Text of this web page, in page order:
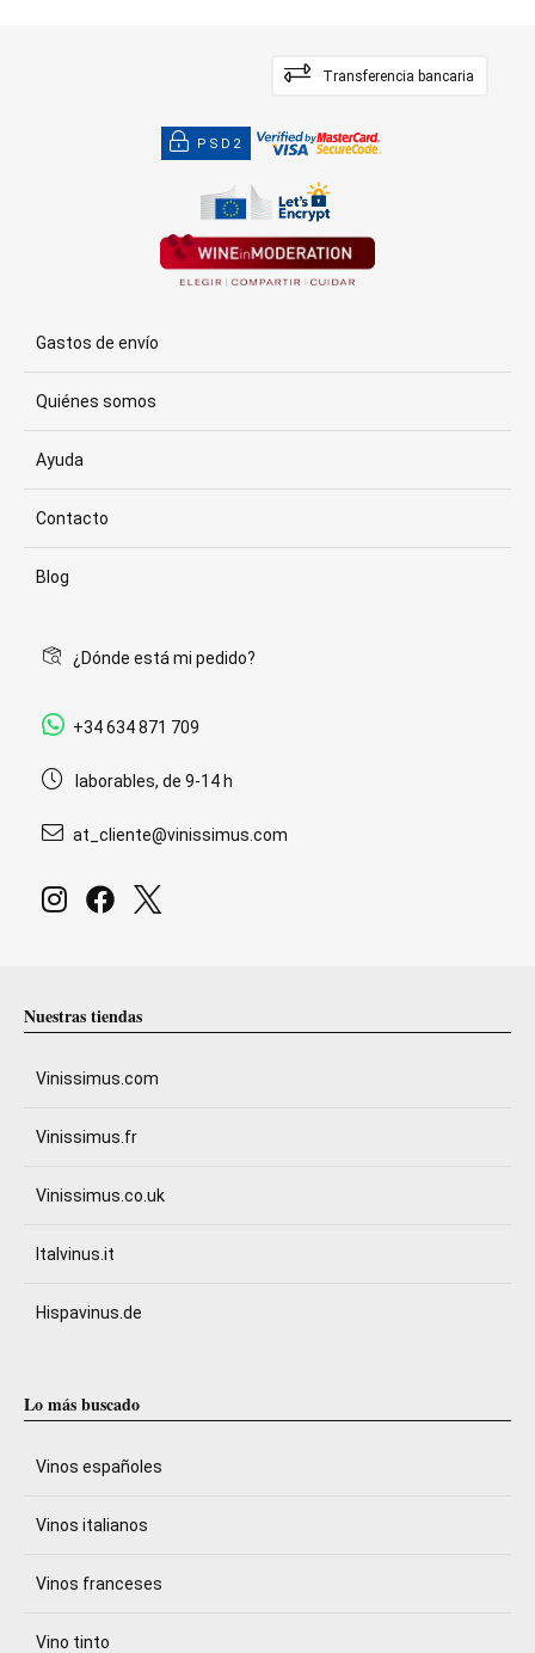
Transferencia bancaria
PSD2
Gastos de envío
Quiénes somos
Ayuda
Contacto
Blog
¿Dónde está mi pedido?
+34 634 871 709
laborables, de 9-14 h
at_cliente@vinissimus.com
Nuestras tiendas
Vinissimus.com
Vinissimus.fr
Vinissimus.co.uk
Italvinus.it
Hispavinus.de
Lo más buscado
Vinos españoles
Vinos italianos
Vinos franceses
Vino tinto